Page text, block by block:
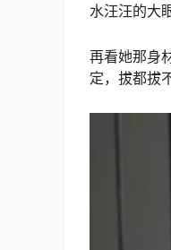
水汪汪的大
再看她那身
定，拔都拔